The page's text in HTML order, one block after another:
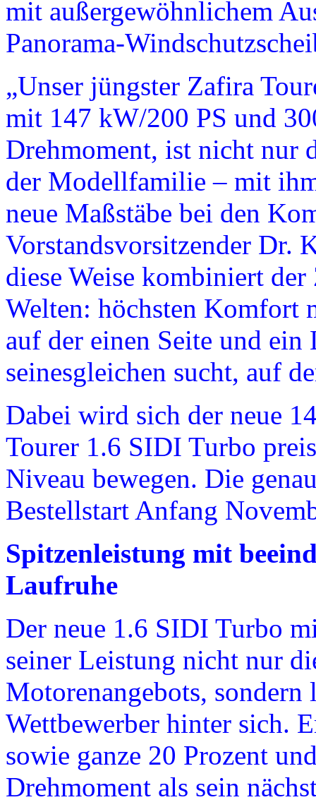
mit außergewöhnlichem
Panorama-
„Unser jüngster Zafira
mit 147 kW/200 PS und
Drehmoment, ist nicht nur
der Modellfamilie – mit
neue Maßstäbe bei den
Vorstandsvorsitzender Dr.
diese Weise kombiniert
Welten: höchsten Komfort
auf der einen Seite und ein
seinesgleichen sucht, auf
Dabei wird sich der neue
Tourer 1.6 SIDI Turbo
Niveau bewegen. Die
Bestellstart Anfang
Spitzenleistung mit
Laufruhe
Der neue 1.6 SIDI Turbo
seiner Leistung nicht nur
Motorenangebots, sondern
Wettbewerber hinter sich.
sowie ganze 20 Prozent
Drehmoment als sein